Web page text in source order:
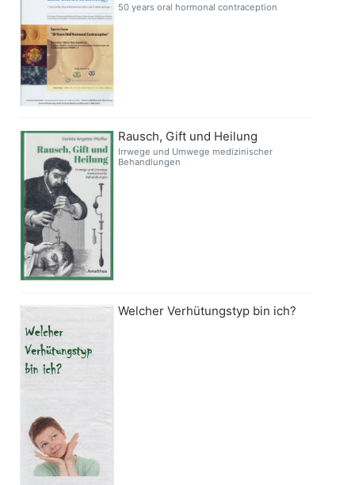
50 years oral hormonal contraception
Rausch, Gift und Heilung
Irrwege und Umwege medizinischer
Behandlungen
Welcher Verhütungstyp bin ich?